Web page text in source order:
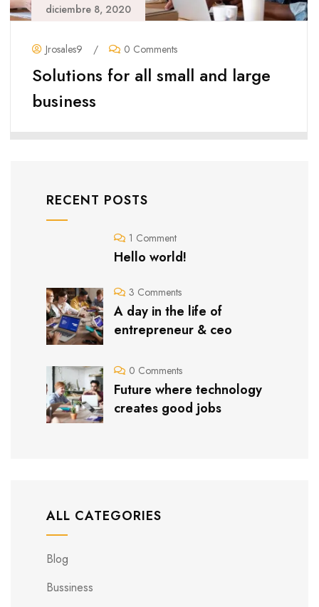
diciembre 8, 2020
Jrosales9 / 0 Comments
Solutions for all small and large
business
RECENT POSTS
1 Comment
Hello world!
3 Comments
A day in the life of
entrepreneur & ceo
0 Comments
Future where technology
creates good jobs
ALL CATEGORIES
Blog
Bussiness